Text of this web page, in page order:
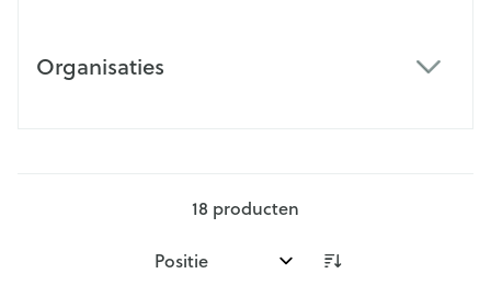
Organisaties
18 producten
Sorteer op: